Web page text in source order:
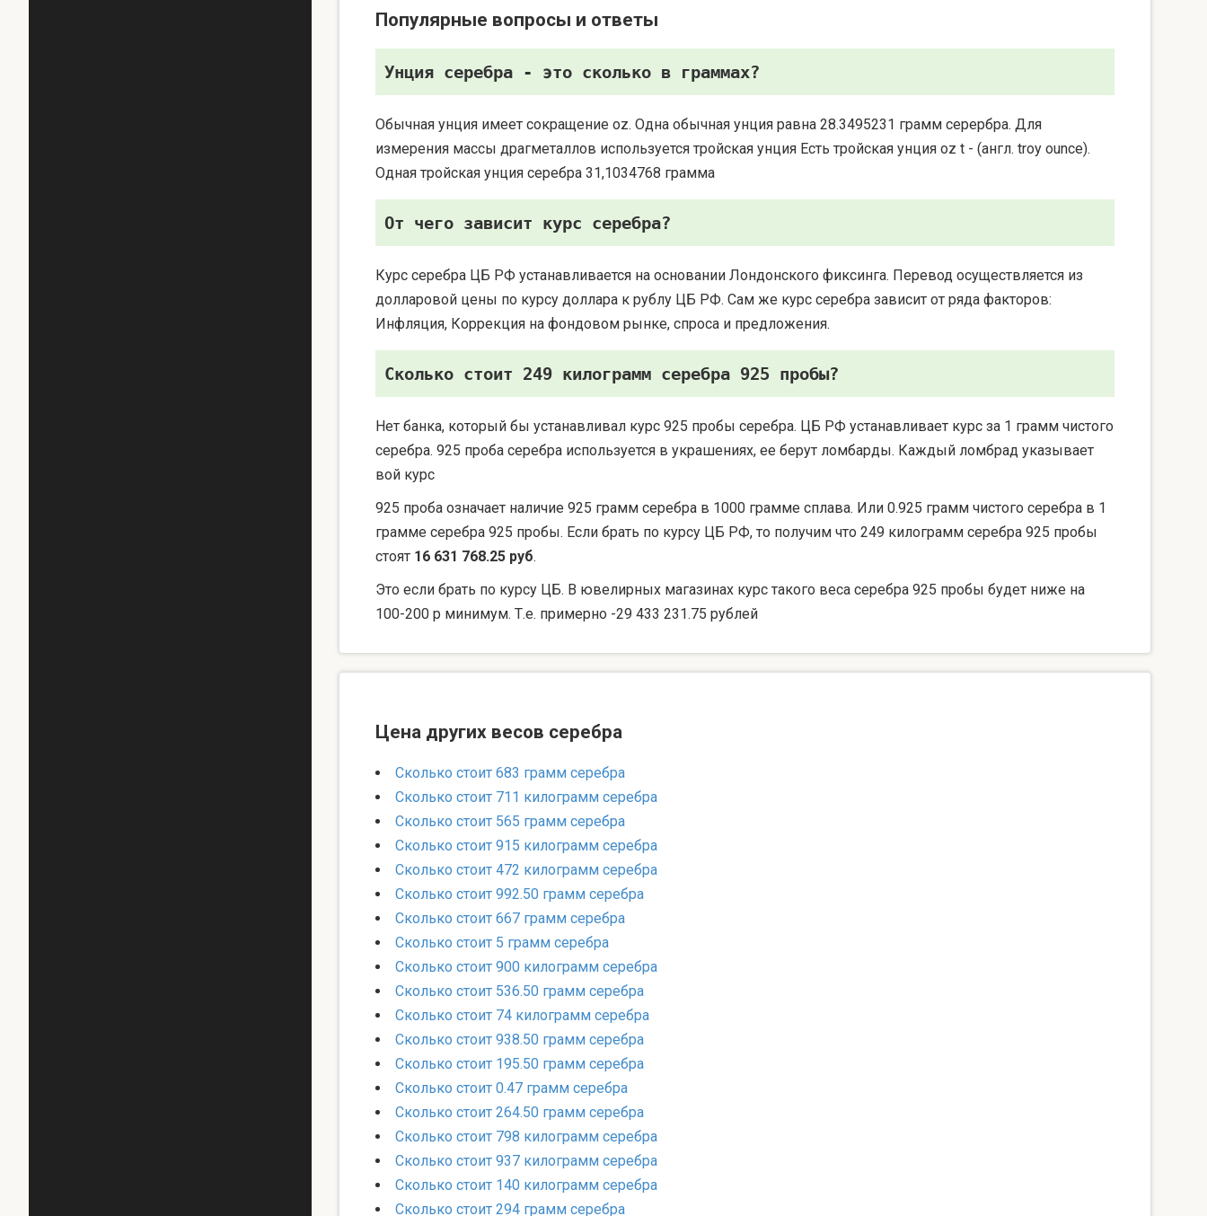
Популярные вопросы и ответы
Унция серебра - это сколько в граммах?
Обычная унция имеет сокращение oz. Одна обычная унция равна 28.3495231 грамм серербра. Для
измерения массы драгметаллов используется тройская унция Есть тройская унция oz t - (англ. troy ounce).
Одная тройская унция серебра 31,1034768 грамма
От чего зависит курс серебра?
Курс серебра ЦБ РФ устанавливается на основании Лондонского фиксинга. Перевод осуществляется из
долларовой цены по курсу доллара к рублу ЦБ РФ. Сам же курс серебра зависит от ряда факторов:
Инфляция, Коррекция на фондовом рынке, спроса и предложения.
Сколько стоит 249 килограмм серебра 925 пробы?
Нет банка, который бы устанавливал курс 925 пробы серебра. ЦБ РФ устанавливает курс за 1 грамм чистого
серебра. 925 проба серебра используется в украшениях, ее берут ломбарды. Каждый ломбрад указывает
вой курс
925 проба означает наличие 925 грамм серебра в 1000 грамме сплава. Или 0.925 грамм чистого серебра в 1
грамме серебра 925 пробы. Если брать по курсу ЦБ РФ, то получим что 249 килограмм серебра 925 пробы
стоят 16 631 768.25 руб.
Это если брать по курсу ЦБ. В ювелирных магазинах курс такого веса серебра 925 пробы будет ниже на
100-200 р минимум. Т.е. примерно -29 433 231.75 рублей
Цена других весов серебра
Сколько стоит 683 грамм серебра
Сколько стоит 711 килограмм серебра
Сколько стоит 565 грамм серебра
Сколько стоит 915 килограмм серебра
Сколько стоит 472 килограмм серебра
Сколько стоит 992.50 грамм серебра
Сколько стоит 667 грамм серебра
Сколько стоит 5 грамм серебра
Сколько стоит 900 килограмм серебра
Сколько стоит 536.50 грамм серебра
Сколько стоит 74 килограмм серебра
Сколько стоит 938.50 грамм серебра
Сколько стоит 195.50 грамм серебра
Сколько стоит 0.47 грамм серебра
Сколько стоит 264.50 грамм серебра
Сколько стоит 798 килограмм серебра
Сколько стоит 937 килограмм серебра
Сколько стоит 140 килограмм серебра
Сколько стоит 294 грамм серебра